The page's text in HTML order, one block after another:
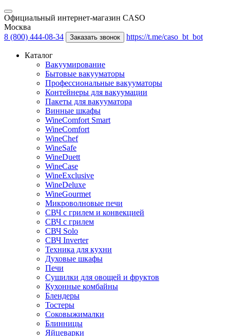
Официальный интернет-магазин CASO
Москва
8 (800) 444-08-34
Заказать звонок https://t.me/caso_bt_bot
Каталог
Вакуумирование
Бытовые вакууматоры
Профессиональные вакууматоры
Контейнеры для вакуумации
Пакеты для вакууматора
Винные шкафы
WineComfort Smart
WineComfort
WineChef
WineSafe
WineDuett
WineCase
WineExclusive
WineDeluxe
WineGourmet
Микроволновые печи
СВЧ с грилем и конвекцией
СВЧ с грилем
СВЧ Solo
СВЧ Inverter
Техника для кухни
Духовые шкафы
Печи
Сушилки для овощей и фруктов
Кухонные комбайны
Блендеры
Тостеры
Соковыжималки
Блинницы
Яйцеварки